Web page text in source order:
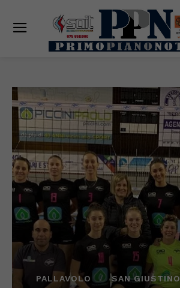
PALLAVOLO SAN GIUSTINO